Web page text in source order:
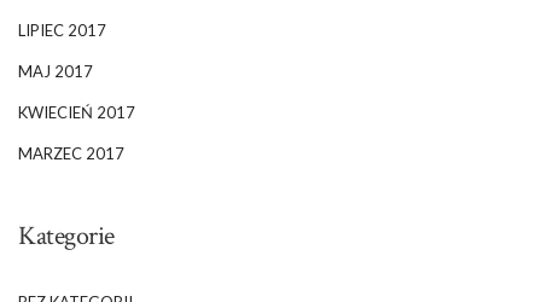
LIPIEC 2017
MAJ 2017
KWIECIEŃ 2017
MARZEC 2017
Kategorie